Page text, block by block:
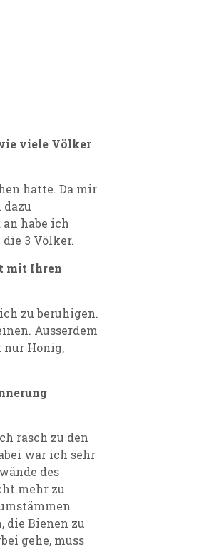
viele Völker
hatte. Da mir
habe ich
3 Völker.
mit Ihren
zu beruhigen.
Ausserdem
Honig,
rasch zu den
war ich sehr
des
mehr zu
die Bienen zu
gehe, muss